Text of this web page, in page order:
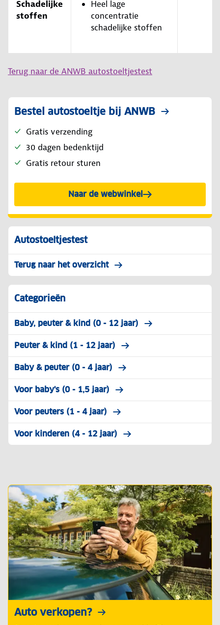
Schadelijke
stoffen
Heel lage
concentratie
schadelijke stoffen
Terug naar de ANWB autostoeltjestest
Bestel autostoeltje bij ANWB
Gratis verzending
30 dagen bedenktijd
Gratis retour sturen
Naar de webwinkel
Autostoeltjestest
Terug naar het overzicht
Categorieën
Baby, peuter & kind (0 - 12 jaar)
Peuter & kind (1 - 12 jaar)
Baby & peuter (0 - 4 jaar)
Voor baby's (0 - 1,5 jaar)
Voor peuters (1 - 4 jaar)
Voor kinderen (4 - 12 jaar)
Auto verkopen?